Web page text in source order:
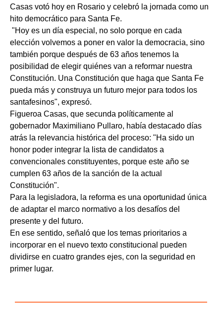
Casas votó hoy en Rosario y celebró la jornada como un
hito democrático para Santa Fe.
"Hoy es un día especial, no solo porque en cada
elección volvemos a poner en valor la democracia, sino
también porque después de 63 años tenemos la
posibilidad de elegir quiénes van a reformar nuestra
Constitución. Una Constitución que haga que Santa Fe
pueda más y construya un futuro mejor para todos los
santafesinos", expresó.
Figueroa Casas, que secunda políticamente al
gobernador Maximiliano Pullaro, había destacado días
atrás la relevancia histórica del proceso: "Ha sido un
honor poder integrar la lista de candidatos a
convencionales constituyentes, porque este año se
cumplen 63 años de la sanción de la actual
Constitución".
Para la legisladora, la reforma es una oportunidad única
de adaptar el marco normativo a los desafíos del
presente y del futuro.
En ese sentido, señaló que los temas prioritarios a
incorporar en el nuevo texto constitucional pueden
dividirse en cuatro grandes ejes, con la seguridad en
primer lugar.